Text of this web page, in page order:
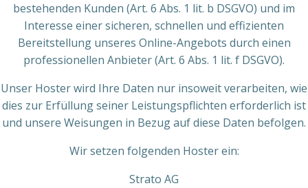
bestehenden Kunden (Art. 6 Abs. 1 lit. b DSGVO) und im
Interesse einer sicheren, schnellen und effizienten
Bereitstellung unseres Online-Angebots durch einen
professionellen Anbieter (Art. 6 Abs. 1 lit. f DSGVO).
Unser Hoster wird Ihre Daten nur insoweit verarbeiten, wie
dies zur Erfüllung seiner Leistungspflichten erforderlich ist
und unsere Weisungen in Bezug auf diese Daten befolgen.
Wir setzen folgenden Hoster ein:
Strato AG